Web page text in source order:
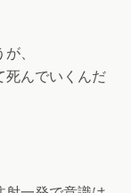
、
死んでいくんだ